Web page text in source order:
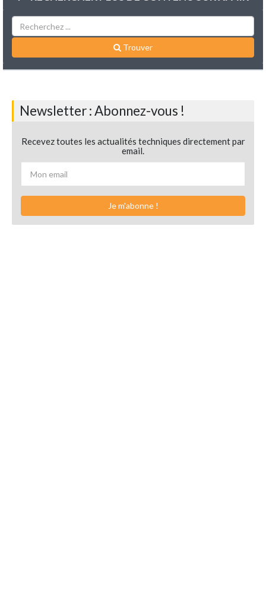
Trouver
Newsletter : Abonnez-vous !
Recevez toutes les actualités techniques directement par
email.
Je m'abonne !